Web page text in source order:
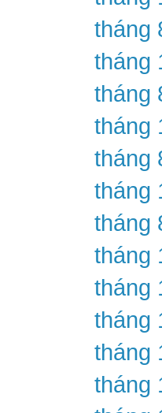
tháng
tháng
tháng
tháng
tháng
tháng
tháng
tháng
tháng
tháng
tháng
tháng